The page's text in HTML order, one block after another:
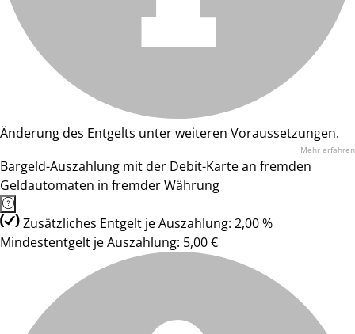
Änderung des Entgelts unter weiteren Voraussetzungen.
Mehr erfahren
Bargeld-Auszahlung mit der Debit-Karte an fremden
Geldautomaten in fremder Währung
Zusätzliches Entgelt je Auszahlung: 2,00 %
Mindestentgelt je Auszahlung: 5,00 €